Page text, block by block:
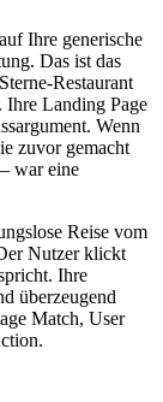
Ihre generische
Das ist das
Restaurant
Ihre Landing Page
Wenn
zuvor gemacht
war eine
Reise vom
Nutzer klickt
Ihre
überzeugend
Match, User